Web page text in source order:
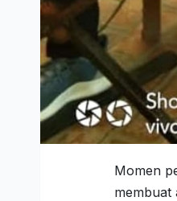
Momen
membuat